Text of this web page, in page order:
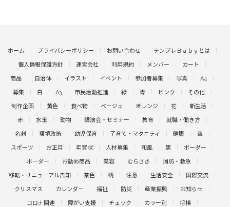
ホーム プライバシーポリシー お問い合わせ テンプレＢａｂｙとは
個人情報保護方針 運営会社 利用規約 メンバー カート
商品 自治体 イラスト イベント 参加者募集 写真 A4
募集 白 A3 市民活動推進 緑 青 ピンク その他
制作企画 黄色 食べ物 ベージュ オレンジ 花 新生活
赤 水玉 動物 講演会・セミナー 教育 就職・働き方
名刺 環境政策 幼児保育 子育て・マタニティ 健康 空
スポーツ お正月 年賀状 人材募集 和風 黒 ボーダー
ボーダー お勧め商品 美容 むらさき 消防・救急
移転・リニューアル告知 茶色 柄 注意 生活安全 国際交流
クリスマス カレンダー 福祉 防災 産業振興 お知らせ
コロナ関連 障がい支援 チェック カラー別 将棋